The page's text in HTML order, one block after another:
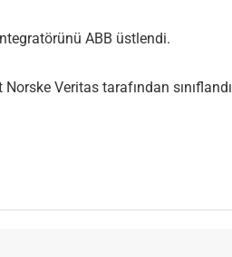
ABB üstlendi.
Veritas tarafından